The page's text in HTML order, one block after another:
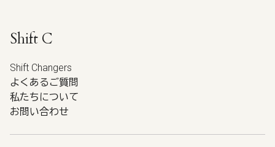
Shift C
Shift Changers
よくあるご質問
私たちについて
お問い合わせ